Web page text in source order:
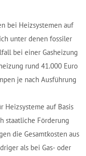
bei Heizsystemen auf
unter denen fossiler
bei einer Gasheizung
rund 41.000 Euro
je nach Ausführung
Heizsysteme auf Basis
staatliche Förderung
die Gesamtkosten aus
als bei Gas- oder